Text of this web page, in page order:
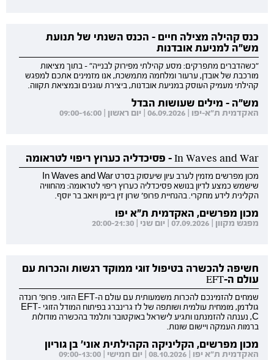
כנס קהילה מצילה חיים - הכנס השנתי של תנועת
מש"ה למניעת אובדנות
"כשהדברים מתפרקים: מסע קהילתי מפירוק לבנייה" - בתוך מציאות
מורכבת של אובדן, ערעור ומלחמה מתמשכת, אנו מזמינים אתכם למפגש
קהילתי מעמיק העוסק במניעת אובדנות, ביצירת עוגנים ובמציאת תקווה.
מש"ה - מילים שעושות הבדל
האקדמית ת"א-יפו | 06.09.2026 | יום ראשון | 09:00-16:00
In Waves and War - פסיכדליה כערוץ ריפוי לטראומה
מכון מפרשים מזמין לערב עיון שיעסוק בסרט In Waves and War
שישמש כמצע לדיון בנושא פסיכדליה כערוץ ריפוי לטראומה: מהחוויה
הקלינית לידע מחקרי. בהנחיית פרופ' שרון זין ביימן ויואב בר יוסף.
מכון מפרשים, האקדמית ת"א יפו
מפגש מקוון | 07.09.2026 | יום שני | 20:00-21:30
חשיפה להכשרה בטיפול זוגי ממוקד רגשות והכרות עם
עולם ה-EFT
שמחים להזמינכם להכרות משמעותית עם עולם ה-EFT הזוגי. פרופ' רונדה
גולדמן, מומחית עולמית ושותפה של לז גרינברג בפיתוח המודל הזוגי EFT-
C, נענתה להזמנתנו ותגיע לישראל באוקטובר ותלמד בהכשרה מודולות
ברמות העמקה ויישום שונות.
מכון מפרשים, הקליניקה הקהילתית אוני' בן גוריון
האקדמית ת"א יפו | 08.10.2026 | יום חמישי | 09:00-13:00